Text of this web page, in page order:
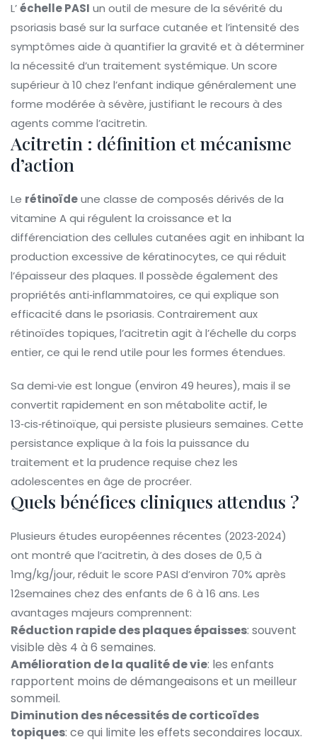
L’échelle PASI un outil de mesure de la sévérité du
psoriasis basé sur la surface cutanée et l’intensité des
symptômes aide à quantifier la gravité et à déterminer
la nécessité d’un traitement systémique. Un score
supérieur à 10 chez l’enfant indique généralement une
forme modérée à sévère, justifiant le recours à des
agents comme l’acitretin.
Acitretin : définition et mécanisme
d’action
Le rétinoïdeune classe de composés dérivés de la
vitamine A qui régulent la croissance et la
différenciation des cellules cutanées agit en inhibant la
production excessive de kératinocytes, ce qui réduit
l’épaisseur des plaques. Il possède également des
propriétés anti‑inflammatoires, ce qui explique son
efficacité dans le psoriasis. Contrairement aux
rétinoïdes topiques, l’acitretin agit à l’échelle du corps
entier, ce qui le rend utile pour les formes étendues.
Sa demi‑vie est longue (environ 49 heures), mais il se
convertit rapidement en son métabolite actif, le
13‑cis‑rétinoïque, qui persiste plusieurs semaines. Cette
persistance explique à la fois la puissance du
traitement et la prudence requise chez les
adolescentes en âge de procréer.
Quels bénéfices cliniques attendus ?
Plusieurs études européennes récentes (2023‑2024)
ont montré que l’acitretin, à des doses de 0,5 à
1mg/kg/jour, réduit le score PASI d’environ 70% après
12semaines chez des enfants de 6 à 16 ans. Les
avantages majeurs comprennent:
Réduction rapide des plaques épaisses: souvent
visible dès 4 à 6 semaines.
Amélioration de la qualité de vie: les enfants
rapportent moins de démangeaisons et un meilleur
sommeil.
Diminution des nécessités de corticoïdes
topiques: ce qui limite les effets secondaires locaux.